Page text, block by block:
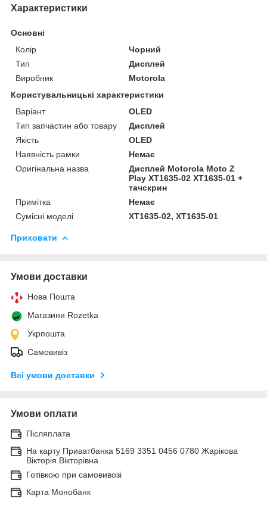
Характеристики
Основні
Колір
Чорний
Тип
Дисплей
Виробник
Motorola
Користувальницькі характеристики
Варіант
OLED
Тип запчастин або товару
Дисплей
Якість
OLED
Наявність рамки
Немає
Оригінальна назва
Дисплей Motorola Moto Z
Play XT1635-02 XT1635-01 +
тачскрин
Примітка
Немає
Сумісні моделі
XT1635-02, XT1635-01
Приховати
Умови доставки
Нова Пошта
Магазини Rozetka
Укрпошта
Самовивіз
Всі умови доставки
Умови оплати
Післяплата
На карту Приватбанка 5169 3351 0456 0780 Жарікова
Вікторія Вікторівна
Готівкою при самовивозі
Карта Монобанк